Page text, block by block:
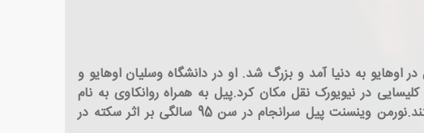
کشیش و نویسنده ی آمریکایی بود.پیل در اوهایو به دنیا آمد و بزرگ شد. او در دانشگاه وسلیان اوهایو و
در نیویورک نقل مکان کرد.پیل به همراه روانکاوی به نام
اسمایلی بلنتون، کلینیکی در کنار کلیسا ایجاد کردند و به درمان بیماران از طریق مفاهیم دینی و روانکاوانه پرداختند.نورمن وینسنت پیل سرانجام در سن 95 سالگی بر اثر سکته در